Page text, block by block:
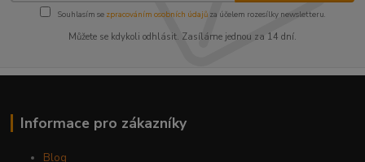
Souhlasím se zpracováním osobních údajůza účelem rozesílky newsletteru.
Můžete se kdykoli odhlásit. Zasíláme jednou za 14 dní.
Informace pro zákazníky
Blog